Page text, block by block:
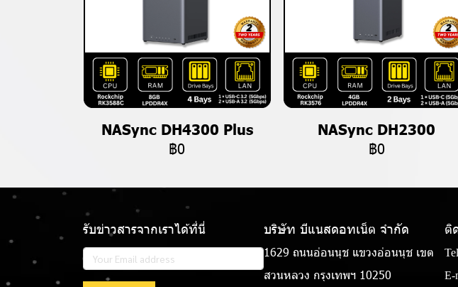
NASync DH4300 Plus
฿0
NASync DH2300
฿0
รับข่าวสารจากเราได้ที่นี่ บริษัท บีแนสดอทเน็ต จํากัด
1629 ถนนอ่อนนุช แขวงอ่อนนุช เขต
สวนหลวง กรุงเทพฯ 10250
ติ
E-